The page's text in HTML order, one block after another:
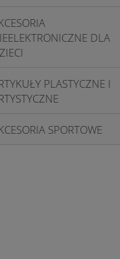
DLA
PLASTYCZNE I
SPORTOWE